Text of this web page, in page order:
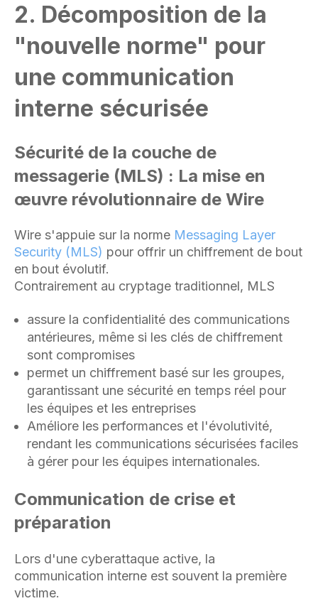
2. Décomposition de la
"nouvelle norme" pour
une communication
interne sécurisée
Sécurité de la couche de
messagerie (MLS) : La mise en
œuvre révolutionnaire de Wire
Wire s'appuie sur la norme Messaging Layer
Security (MLS) pour offrir un chiffrement de bout
en bout évolutif.
Contrairement au cryptage traditionnel, MLS
assure la confidentialité des communications
antérieures, même si les clés de chiffrement
sont compromises
permet un chiffrement basé sur les groupes,
garantissant une sécurité en temps réel pour
les équipes et les entreprises
Améliore les performances et l'évolutivité,
rendant les communications sécurisées faciles
à gérer pour les équipes internationales.
Communication de crise et
préparation
Lors d'une cyberattaque active, la
communication interne est souvent la première
victime.